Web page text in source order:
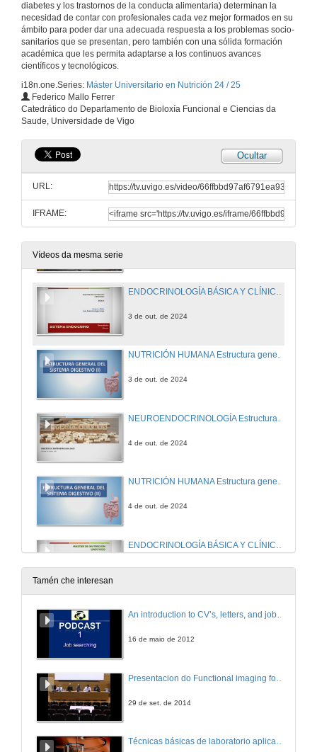
diabetes y los trastornos de la conducta alimentaria) determinan la
necesidad de contar con profesionales cada vez mejor formados en su
ámbito para poder dar una adecuada respuesta a los problemas socio-
sanitarios que se presentan, pero también con una sólida formación
académica que les permita adaptarse a los continuos avances
científicos y tecnológicos.
i18n.one.Series: Máster Universitario en Nutrición 24 / 25
Federico Mallo Ferrer
Catedrático do Departamento de Bioloxía Funcional e Ciencias da
Saude, Universidade de Vigo
Ocultar
URL:
IFRAME:
Vídeos da mesma serie
Presentación del Máster Universitario en Nutricón, curso 24 / 25
3 de out. de 2024
NUTRICIÓN HUMANA Estructura general del sistema digestivo (I)
3 de out. de 2024
4 de out. de 2024
NUTRICIÓN HUMANA Estructura general del sistema digestivo (II)
4 de out. de 2024
9 de out. de 2024
Tamén che interesan
An introduction to CV’s, letters, and job searching
16 de maio de 2012
29 de set. de 2014
Técnicas básicas de laboratorio aplicadas á bioloxía